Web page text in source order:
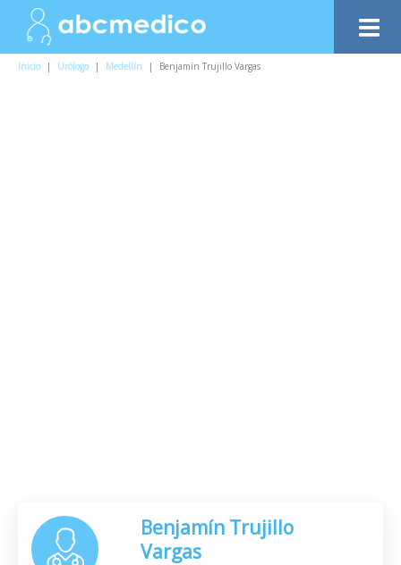
Inicio | Urólogo | Medellín | Benjamín Trujillo Vargas
Benjamín Trujillo
Vargas